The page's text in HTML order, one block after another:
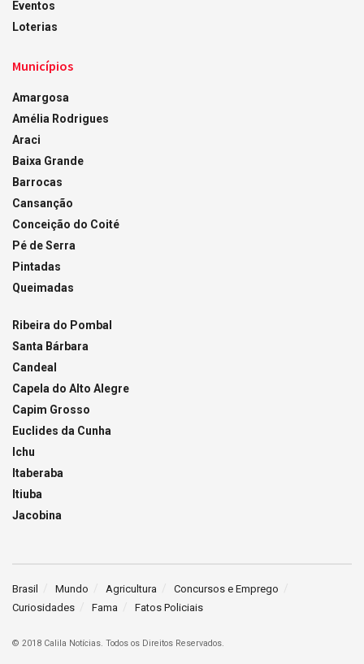
Eventos
Loterias
Municípios
Amargosa
Amélia Rodrigues
Araci
Baixa Grande
Barrocas
Cansanção
Conceição do Coité
Pé de Serra
Pintadas
Queimadas
Ribeira do Pombal
Santa Bárbara
Candeal
Capela do Alto Alegre
Capim Grosso
Euclides da Cunha
Ichu
Itaberaba
Itiuba
Jacobina
Brasil Mundo Agricultura
Concursos e Emprego
Curiosidades
Fama Fatos Policiais
© 2018 Calila Notícias. Todos os Direitos Reservados.